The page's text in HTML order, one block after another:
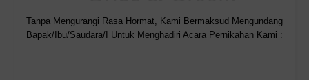
Tanpa Mengurangi Rasa Hormat, Kami Bermaksud Mengundang
Bapak/Ibu/Saudara/I Untuk Menghadiri Acara Pernikahan Kami :